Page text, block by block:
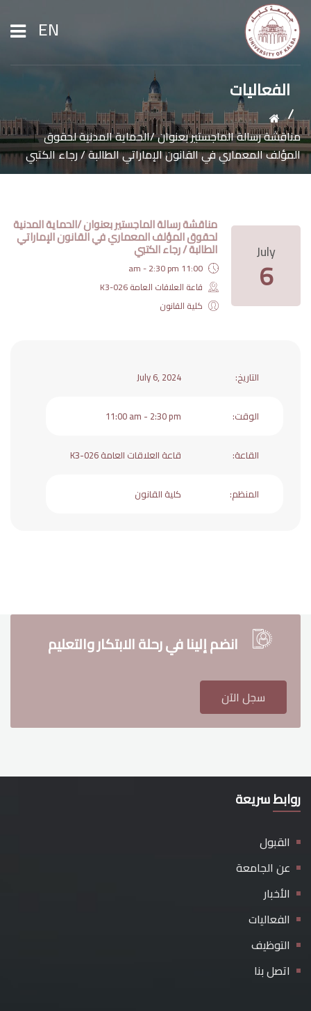
EN
الرئيسية
عن الجامعة
الأبحاث
الفعاليات
مناقشة رسالة الماجستير بعنوان /الحماية المدنية لحقوق
المؤلف المعماري في القانون الإماراتي الطالبة / رجاء الكتبي
July
6
مناقشة رسالة الماجستير بعنوان /الحماية المدنية
لحقوق المؤلف المعماري في القانون الإماراتي
الطالبة / رجاء الكتبي
11:00 am - 2:30 pm
قاعة العلاقات العامة K3-026
كلية القانون
التاريخ:
July 6, 2024
الوقت:
11:00 am - 2:30 pm
القاعة: قاعة العلاقات العامة K3-026
المنظم: كلية القانون
انضم إلينا في رحلة الابتكار والتعليم
سجل الآن
روابط سريعة
القبول
عن الجامعة
الأخبار
الفعاليات
التوظيف
اتصل بنا